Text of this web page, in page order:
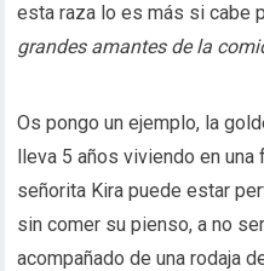
esta raza lo es más si cabe
grandes amantes de la
Os pongo un ejemplo, la
lleva 5 años viviendo en
señorita Kira puede estar
sin comer su pienso, a no
acompañado de una rodaja